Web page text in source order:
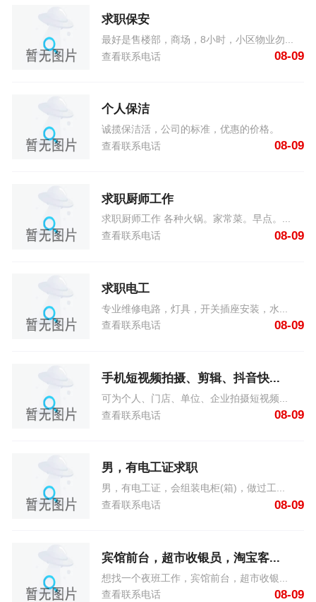
求职保安
最好是售楼部，商场，8小时，小区物业勿...
查看联系电话
08-09
个人保洁
诚揽保洁活，公司的标准，优惠的价格。
查看联系电话
08-09
求职厨师工作
求职厨师工作 各种火锅。家常菜。早点。...
查看联系电话
08-09
求职电工
专业维修电路，灯具，开关插座安装，水...
查看联系电话
08-09
手机短视频拍摄、剪辑、抖音快...
可为个人、门店、单位、企业拍摄短视频...
查看联系电话
08-09
男，有电工证求职
男，有电工证，会组装电柜(箱)，做过工...
查看联系电话
08-09
宾馆前台，超市收银员，淘宝客...
想找一个夜班工作，宾馆前台，超市收银...
查看联系电话
08-09